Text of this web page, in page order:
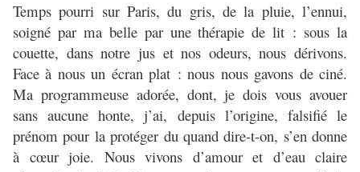
Temps pourri sur Paris, du gris, de la pluie, l’ennui,
soigné par ma belle par une thérapie de lit : sous la
couette, dans notre jus et nos odeurs, nous dérivons.
Face à nous un écran plat : nous nous gavons de ciné.
Ma programmeuse adorée, dont, je dois vous avouer
sans aucune honte, j’ai, depuis l’origine, falsifié le
prénom pour la protéger du quand dire-t-on, s’en donne
à cœur joie. Nous vivons d’amour et d’eau claire